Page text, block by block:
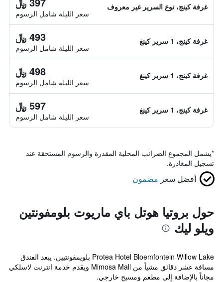
غرفة كينج، نوع السرير غير معروف
سعر الليلة شامل الرسوم
غرفة كينج، 1 سرير كينغ 493 ﷼
سعر الليلة شامل الرسوم
غرفة كينج، 1 سرير كينغ 498 ﷼
سعر الليلة شامل الرسوم
غرفة كينج، 1 سرير كينغ 597 ﷼
سعر الليلة شامل الرسوم
*يشمل المجموع الضرائب المحلية المقدرة والرسوم المستحقة عند
تسجيل المغادرة.
أفضل سعر مضمون
حول بروتيا هوتل باي ماريوت بلومفونتين
ويلو ليك
Protea Hotel Bloemfontein Willow Lake بلويمفونتيين. يبعد الفندق
مسافة عشر دقائق مشياً من Mimosa Mall ويقدم خدمة انترنت لاسلكي
مجاناً بالإضافة إلى مطعم ومسبح خارجي.